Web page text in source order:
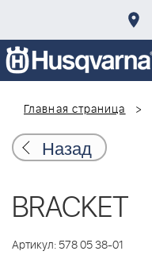
Главная страница
Назад
BRACKET
Артикул: 578 05 38-01